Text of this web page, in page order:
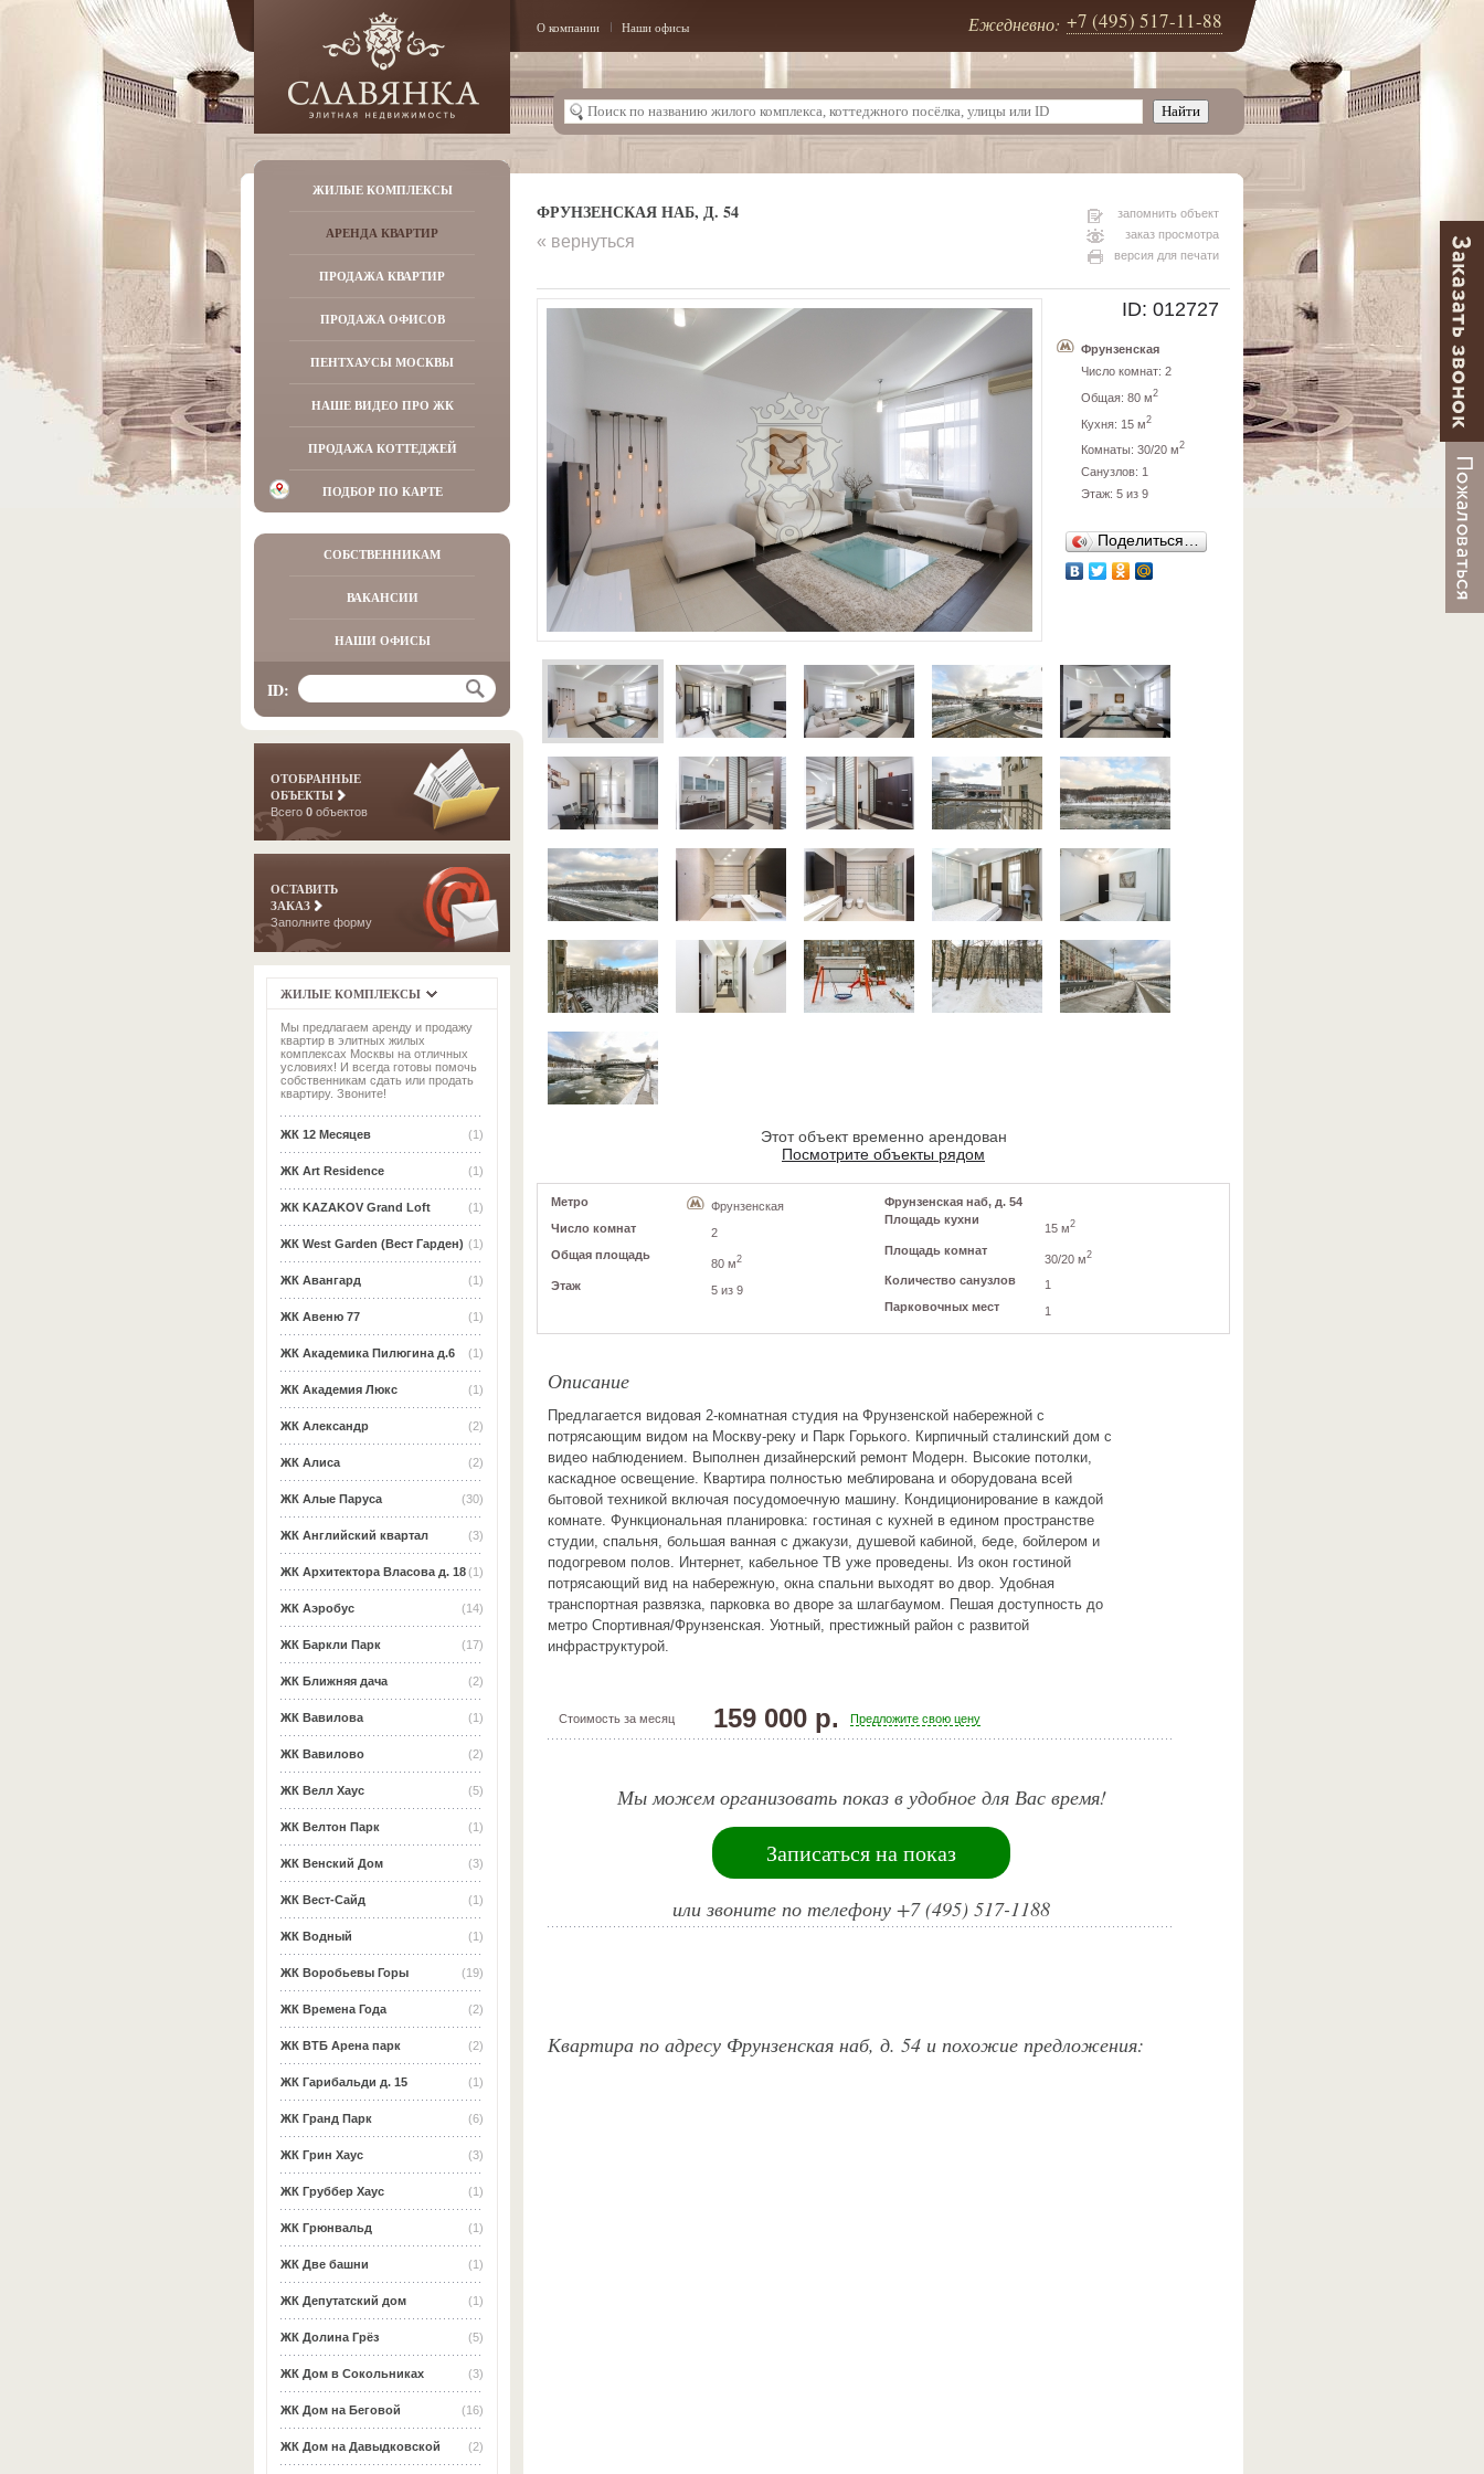
О компании Наши офисы Ежедневно: +7 (495) 517-11-88
ЖИЛЫЕ КОМПЛЕКСЫ
АРЕНДА КВАРТИР
ПРОДАЖА КВАРТИР
ПРОДАЖА ОФИСОВ
ПЕНТХАУСЫ МОСКВЫ
НАШЕ ВИДЕО ПРО ЖК
ПРОДАЖА КОТТЕДЖЕЙ
ПОДБОР ПО КАРТЕ
СОБСТВЕННИКАМ
ВАКАНСИИ
НАШИ ОФИСЫ
ID:
ОТОБРАННЫЕ
ОБЪЕКТЫ
Всего 0 объектов
ОСТАВИТЬ
ЗАКАЗ
Заполните форму
ЖИЛЫЕ КОМПЛЕКСЫ
Мы предлагаем аренду и продажу
квартир в элитных жилых
комплексах Москвы на отличных
условиях! И всегда готовы помочь
собственникам сдать или продать
квартиру. Звоните!
(1)
ЖК 12 Месяцев
(1)
ЖК Art Residence
(1)
ЖК KAZAKOV Grand Loft
(1)
ЖК West Garden (Вест Гарден)
(1)
ЖК Авангард
(1)
ЖК Авеню 77
(1)
ЖК Академика Пилюгина д.6
(1)
ЖК Академия Люкс
(2)
ЖК Александр
(2)
ЖК Алиса
(30)
ЖК Алые Паруса
(3)
ЖК Английский квартал
(1)
ЖК Архитектора Власова д. 18
(14)
ЖК Аэробус
(17)
ЖК Баркли Парк
(2)
ЖК Ближняя дача
(1)
ЖК Вавилова
(2)
ЖК Вавилово
(5)
ЖК Велл Хаус
(1)
ЖК Велтон Парк
(3)
ЖК Венский Дом
(1)
ЖК Вест-Сайд
(1)
ЖК Водный
(19)
ЖК Воробьевы Горы
(2)
ЖК Времена Года
(2)
ЖК ВТБ Арена парк
(1)
ЖК Гарибальди д. 15
(6)
ЖК Гранд Парк
(3)
ЖК Грин Хаус
(1)
ЖК Груббер Хаус
(1)
ЖК Грюнвальд
(1)
ЖК Две башни
(1)
ЖК Депутатский дом
(5)
ЖК Долина Грёз
(3)
ЖК Дом в Сокольниках
(16)
ЖК Дом на Беговой
(2)
ЖК Дом на Давыдковской
ФРУНЗЕНСКАЯ НАБ, Д. 54
запомнить объект
заказ просмотра
версия для печати
« вернуться
ID: 012727
Фрунзенская
Число комнат: 2
Общая: 80 м2
Кухня: 15 м2
Комнаты: 30/20 м2
Санузлов: 1
Этаж: 5 из 9
Поделиться…
Этот объект временно арендован
Посмотрите объекты рядом
Метро
Фрунзенская
Число комнат
2
Общая площадь
80 м2
Этаж 5 из 9
Фрунзенская наб, д. 54
Площадь кухни
15 м2
Площадь комнат
30/20 м2
Количество санузлов
1
Парковочных мест
1
Описание
Предлагается видовая 2-комнатная студия на Фрунзенской набережной с
потрясающим видом на Москву-реку и Парк Горького. Кирпичный сталинский дом с
видео наблюдением. Выполнен дизайнерский ремонт Модерн. Высокие потолки,
каскадное освещение. Квартира полностью меблирована и оборудована всей
бытовой техникой включая посудомоечную машину. Кондиционирование в каждой
комнате. Функциональная планировка: гостиная с кухней в едином пространстве
студии, спальня, большая ванная с джакузи, душевой кабиной, беде, бойлером и
подогревом полов. Интернет, кабельное ТВ уже проведены. Из окон гостиной
потрясающий вид на набережную, окна спальни выходят во двор. Удобная
транспортная развязка, парковка во дворе за шлагбаумом. Пешая доступность до
метро Спортивная/Фрунзенская. Уютный, престижный район с развитой
инфраструктурой.
Стоимость за месяц 159 000 р. Предложите свою цену
Мы можем организовать показ в удобное для Вас время!
Записаться на показ
или звоните по телефону +7 (495) 517-1188
Квартира по адресу Фрунзенская наб, д. 54 и похожие предложения: